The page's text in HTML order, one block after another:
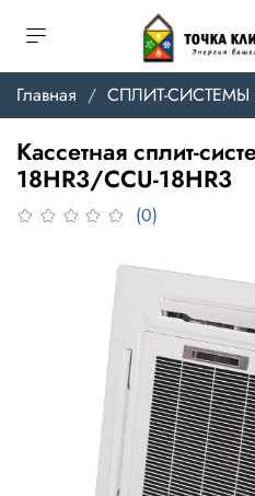
Главная СПЛИТ-СИСТЕМЫ
Кассетная сплит-
18HR3/CCU-18HR3
(0)